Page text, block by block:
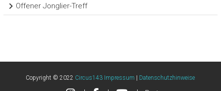
Offener Jonglier-Treff
Copyright © 2022 Circus143 Impressum | Datenschutzhinweise